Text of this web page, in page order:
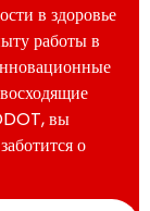
в здоровье
работы в
вы
о